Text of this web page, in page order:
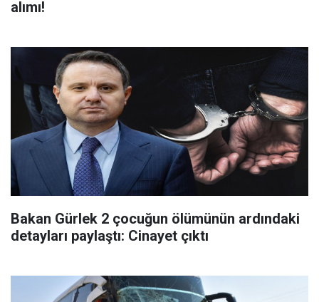
alımı!
Bakan Gürlek 2 çocuğun ölümünün ardındaki
detayları paylaştı: Cinayet çıktı